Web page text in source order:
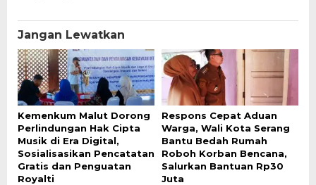
Jangan Lewatkan
Kemenkum Malut Dorong
Perlindungan Hak Cipta
Musik di Era Digital,
Sosialisasikan Pencatatan
Gratis dan Penguatan
Royalti
Respons Cepat Aduan
Warga, Wali Kota Serang
Bantu Bedah Rumah
Roboh Korban Bencana,
Salurkan Bantuan Rp30
Juta